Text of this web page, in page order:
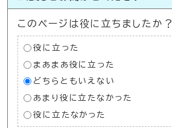
このページは役に立ちましたか？
役に立った
まあまあ役に立った
どちらともいえない
あまり役に立たなかった
役に立たなかった